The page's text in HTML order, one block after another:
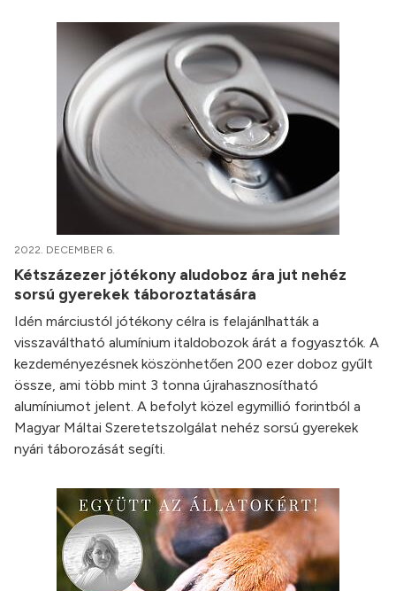
2022. DECEMBER 6.
Kétszázezer jótékony aludoboz ára jut nehéz
sorsú gyerekek táboroztatására
Idén márciustól jótékony célra is felajánlhatták a
visszaváltható alumínium italdobozok árát a fogyasztók. A
kezdeményezésnek köszönhetően 200 ezer doboz gyűlt
össze, ami több mint 3 tonna újrahasznosítható
alumíniumot jelent. A befolyt közel egymillió forintból a
Magyar Máltai Szeretetszolgálat nehéz sorsú gyerekek
nyári táborozását segíti.